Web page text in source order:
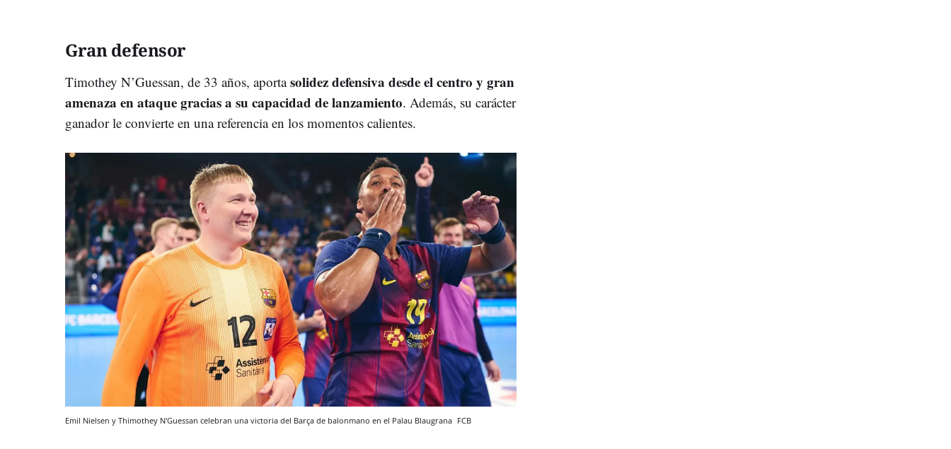
Gran defensor
Timothey N’Guessan, de 33 años, aportasolidez defensiva desde el centro y gran
amenaza en ataque gracias a su capacidad de lanzamiento. Además, su carácter
ganador le convierte en una referencia en los momentos calientes.
Emil Nielsen y Thimothey N'Guessan celebran una victoria del Barça de balonmano en el Palau Blaugrana FCB